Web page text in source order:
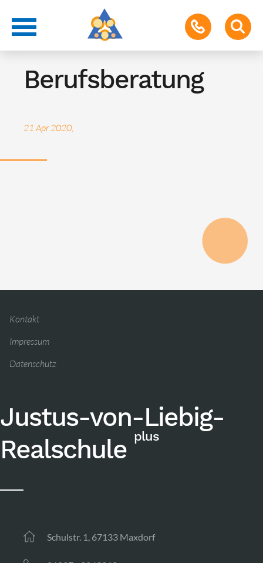
Termin für Schüler & Eltern
Berufsberatung
21 Apr 2020,
Kontakt
Impressum
Datenschutz
Justus-von-Liebig-
Realschule plus
Schulstr. 1, 67133 Maxdorf